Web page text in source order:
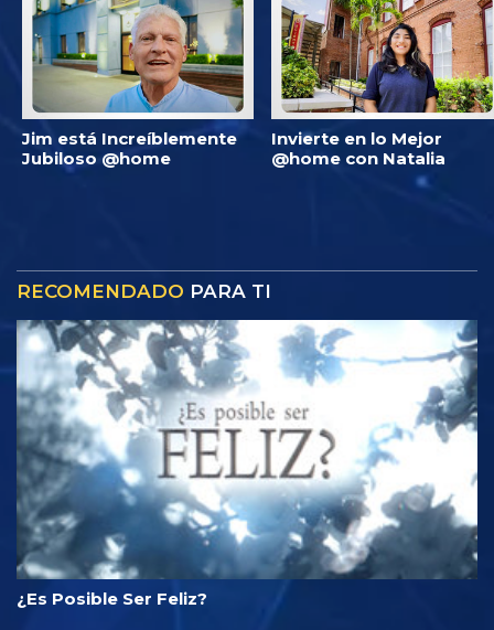
Jim está Increíblemente
Jubiloso @home
Invierte en lo Mejor
@home con Natalia
RECOMENDADO PARA TI
¿Es Posible Ser Feliz?